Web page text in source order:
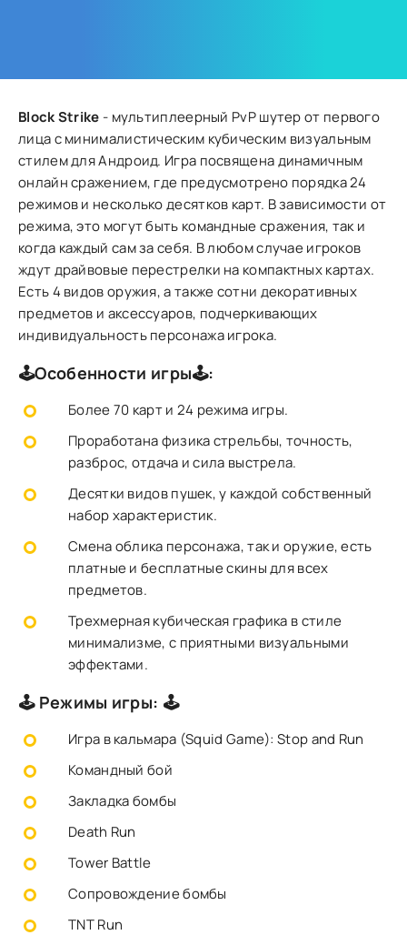
Block Strike - мультиплеерный PvP шутер от первого
лица с минималистическим кубическим визуальным
стилем для Андроид. Игра посвящена динамичным
онлайн сражением, где предусмотрено порядка 24
режимов и несколько десятков карт. В зависимости от
режима, это могут быть командные сражения, так и
когда каждый сам за себя. В любом случае игроков
ждут драйвовые перестрелки на компактных картах.
Есть 4 видов оружия, а также сотни декоративных
предметов и аксессуаров, подчеркивающих
индивидуальность персонажа игрока.
🕹️Особенности игры🕹️:
Более 70 карт и 24 режима игры.
Проработана физика стрельбы, точность,
разброс, отдача и сила выстрела.
Десятки видов пушек, у каждой собственный
набор характеристик.
Смена облика персонажа, так и оружие, есть
платные и бесплатные скины для всех
предметов.
Трехмерная кубическая графика в стиле
минимализме, с приятными визуальными
эффектами.
🕹️ Режимы игры: 🕹️
Игра в кальмара (Squid Game): Stop and Run
Командный бой
Закладка бомбы
Death Run
Tower Battle
Сопровождение бомбы
TNT Run